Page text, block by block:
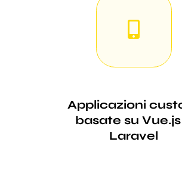
Applicazioni
basate su
Laravel